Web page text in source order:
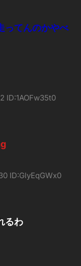
ってんのかやべ
ID:1AOFw35t0
ID:GlyEqGWx0
るわ